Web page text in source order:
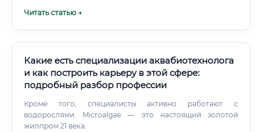
медицинской физики ✅ МГУ — биологический факультет
MIT, Stanford, Broad Institute (партнёр MIT и Harvard),
Cambridge, ETH Zurich. Поступить сложно, но стипендии
и гранты реально существуют.
Читать статью →
Какие есть специализации аквабиотехнолога
и как построить карьеру в этой сфере:
подробный разбор профессии
Кроме того, специалисты активно работают с
водорослями. Microalgae — это настоящий золотой
жилпром 21 века.